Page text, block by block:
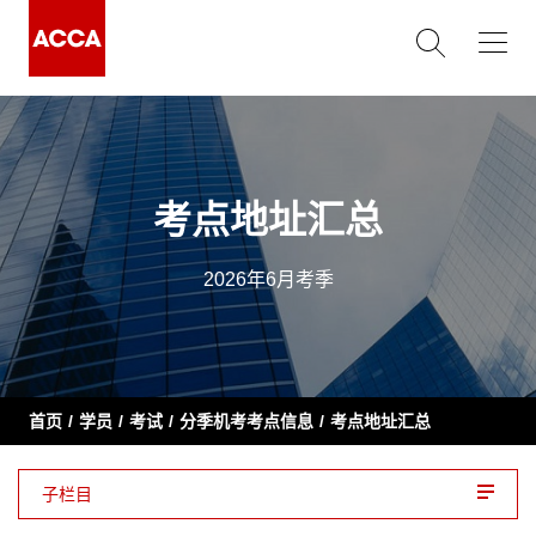
考点地址汇总
2026年6月考季
首页 学员 考试 分季机考考点信息 考点地址汇总
子栏目